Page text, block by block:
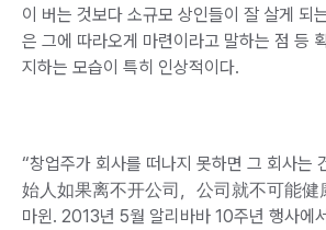
이 버는 것보다 소규모 상인들이 잘 살게 되
은 그에 따라오게 마련이라고 말하는 점 등
지하는 모습이 특히 인상적이다.
“창업주가 회사를 떠나지 못하면 그 회사는
始人如果离不开公司，公司就不可能健
마윈. 2013년 5월 알리바바 10주년 행사에